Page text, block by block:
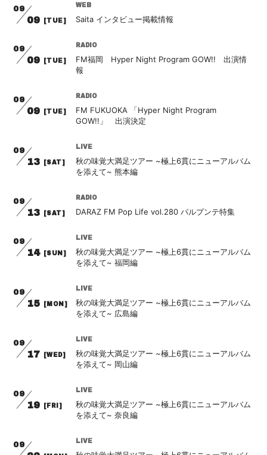
09
09 [TUE]
WEB
Saita インタビュー掲載情報
09
09 [TUE]
RADIO
FM福岡 Hyper Night Program GOW!! 出演情
報
09
09 [TUE]
RADIO
FM FUKUOKA 「Hyper Night Program
GOW!!」 出演決定
09
13 [SAT]
LIVE
秋の味覚大満足ツアー ~極上6貫にニューアルバム
を添えて~ 熊本編
09
13 [SAT]
RADIO
DARAZ FM Pop Life vol.280 パルプンテ特集
09
14 [SUN]
LIVE
秋の味覚大満足ツアー ~極上6貫にニューアルバム
を添えて~ 福岡編
09
15 [MON]
LIVE
秋の味覚大満足ツアー ~極上6貫にニューアルバム
を添えて~ 広島編
09
17 [WED]
LIVE
秋の味覚大満足ツアー ~極上6貫にニューアルバム
を添えて~ 岡山編
09
19 [FRI]
LIVE
秋の味覚大満足ツアー ~極上6貫にニューアルバム
を添えて~ 奈良編
09 LIVE